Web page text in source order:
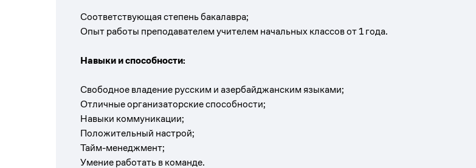
Соответствующая степень бакалавра;
Опыт работы преподавателем учителем начальных классовот 1 года.
Навыки и способности:
Свободное владение русским и азербайджанским языками;
Отличные организаторские способности;
Навыки коммуникации;
Положительный настрой;
Тайм-менеджмент;
Умение работать в команде.